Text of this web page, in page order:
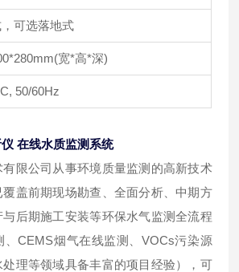
可选落地式
宽*高*深)
50/60Hz
在线水质监测系统
有限公司从事环境质量监测的高新技术
盖前期现场勘查、全面分析、中期方
后期施工安装等环保水气监测全流程
、CEMS烟气在线监测、VOCs污染源
理等领域具备丰富的项目经验），可